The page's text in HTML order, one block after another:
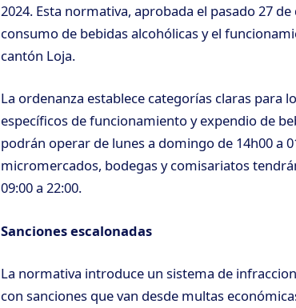
2024. Esta normativa, aprobada el pasado 27
consumo de bebidas alcohólicas y el
cantón Loja.
La ordenanza establece categorías claras para
específicos de funcionamiento y expendio de
podrán operar de lunes a domingo de 14h00 a
micromercados, bodegas y comisariatos
09:00 a 22:00.
Sanciones escalonadas
La normativa introduce un sistema de
con sanciones que van desde multas